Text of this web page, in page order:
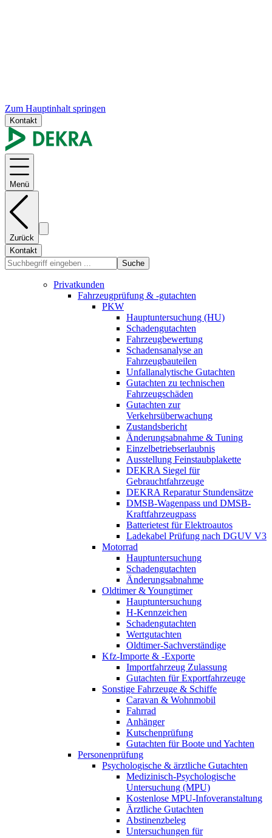
Zum Hauptinhalt springen
Kontakt
Menü
Zurück
Kontakt
Suche
Privatkunden
Fahrzeugprüfung & -gutachten
PKW
Hauptuntersuchung (HU)
Schadengutachten
Fahrzeugbewertung
Schadensanalyse an
Fahrzeugbauteilen
Unfallanalytische Gutachten
Gutachten zu technischen
Fahrzeugschäden
Gutachten zur
Verkehrsüberwachung
Zustandsbericht
Änderungsabnahme & Tuning
Einzelbetriebserlaubnis
Ausstellung Feinstaubplakette
DEKRA Siegel für
Gebrauchtfahrzeuge
DEKRA Reparatur Stundensätze
DMSB-Wagenpass und DMSB-
Kraftfahrzeugpass
Batterietest für Elektroautos
Ladekabel Prüfung nach DGUV V3
Motorrad
Hauptuntersuchung
Schadengutachten
Änderungsabnahme
Oldtimer & Youngtimer
Hauptuntersuchung
H-Kennzeichen
Schadengutachten
Wertgutachten
Oldtimer-Sachverständige
Kfz-Importe & -Exporte
Importfahrzeug Zulassung
Gutachten für Exportfahrzeuge
Sonstige Fahrzeuge & Schiffe
Caravan & Wohnmobil
Fahrrad
Anhänger
Kutschenprüfung
Gutachten für Boote und Yachten
Personenprüfung
Psychologische & ärztliche Gutachten
Medizinisch-Psychologische
Untersuchung (MPU)
Kostenlose MPU-Infoveranstaltung
Ärztliche Gutachten
Abstinenzbeleg
Untersuchungen für